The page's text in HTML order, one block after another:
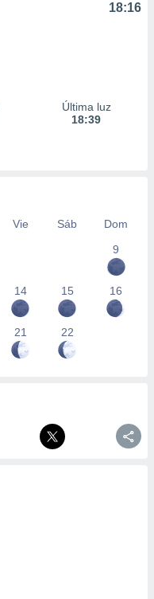
18:16
Última luz
18:39
Vie Sáb
Dom
9
14 15 16
21 22